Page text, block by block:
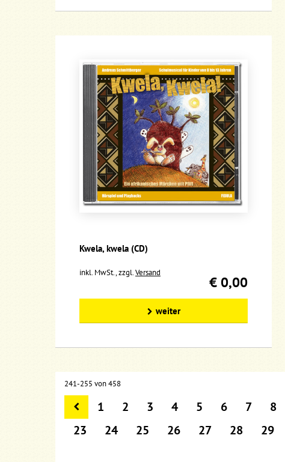
Kwela, kwela (CD)
inkl. MwSt., zzgl.Versand
€ 0,00
weiter
241-255 von 458
1 2 3 4 5 6 7 8
23
24 25 26 27 28 29